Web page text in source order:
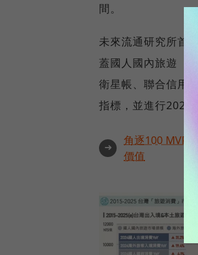
間。
未來流通研究所首
蓋國人國內旅遊（
衛星帳、聯合信用
指標，並進行2025
➜
角逐100 MVP
價值